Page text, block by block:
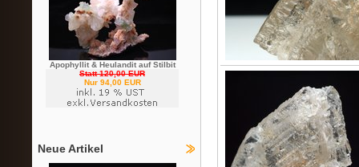
Apophyllit & Heulandit auf Stilbit
Statt 120,00 EUR
Nur 94,00 EUR
Neue Artikel